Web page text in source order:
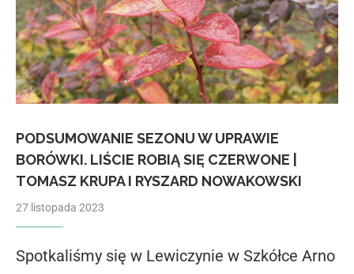
PODSUMOWANIE SEZONU W UPRAWIE
BORÓWKI. LIŚCIE ROBIĄ SIĘ CZERWONE |
TOMASZ KRUPA I RYSZARD NOWAKOWSKI
27 listopada 2023
Spotkaliśmy się w Lewiczynie w Szkółce Arno